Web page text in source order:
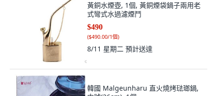
黃銅水煙壺, 1個, 黃銅煙袋鍋子兩用老
式彎式水過濾煙鬥
$490
($490.00/1個)
8/11 星期二 預計送達
韓國 Malgeunharu 直火燒烤琺瑯鍋,